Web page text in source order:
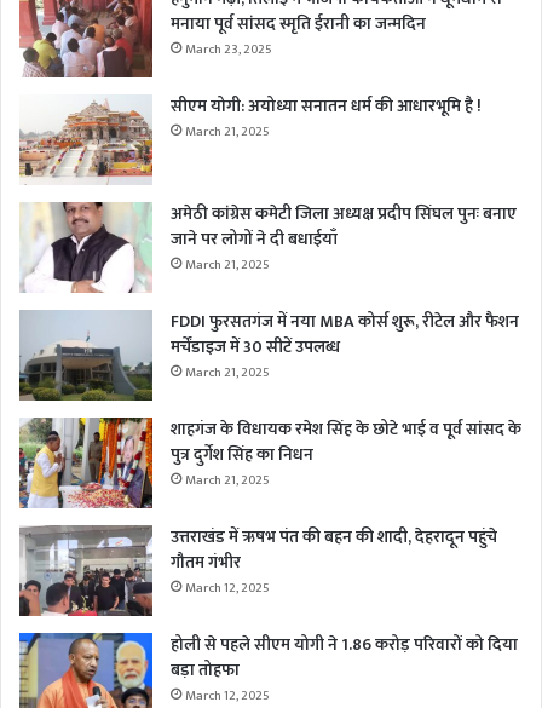
मनाया पूर्व सांसद स्मृति ईरानी का जन्मदिन
March 23, 2025
सीएम योगी: अयोध्या सनातन धर्म की आधारभूमि है !
March 21, 2025
अमेठी कांग्रेस कमेटी जिला अध्यक्ष प्रदीप सिंघल पुनः बनाए
जाने पर लोगों ने दी बधाईयाँ
March 21, 2025
FDDI फुरसतगंज में नया MBA कोर्स शुरू, रीटेल और फैशन
मर्चेंडाइज में 30 सीटें उपलब्ध
March 21, 2025
शाहगंज के विधायक रमेश सिंह के छोटे भाई व पूर्व सांसद के
पुत्र दुर्गेश सिंह का निधन
March 21, 2025
उत्तराखंड में ऋषभ पंत की बहन की शादी, देहरादून पहुंचे
गौतम गंभीर
March 12, 2025
होली से पहले सीएम योगी ने 1.86 करोड़ परिवारों को दिया
बड़ा तोहफा
March 12, 2025